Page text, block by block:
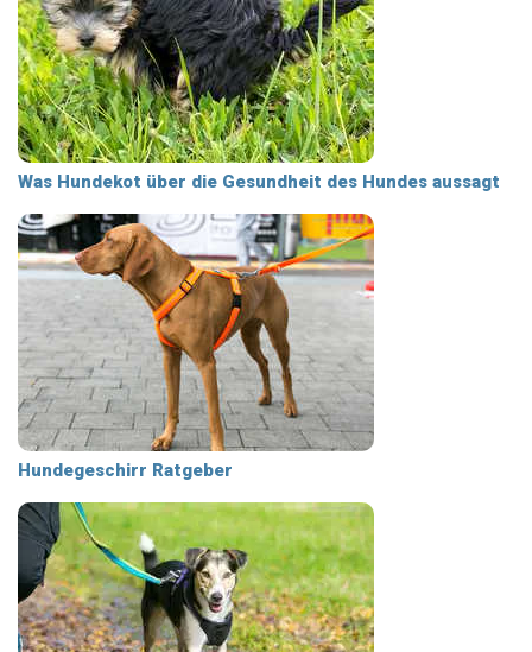
Was Hundekot über die Gesundheit des Hundes aussagt
Hundegeschirr Ratgeber